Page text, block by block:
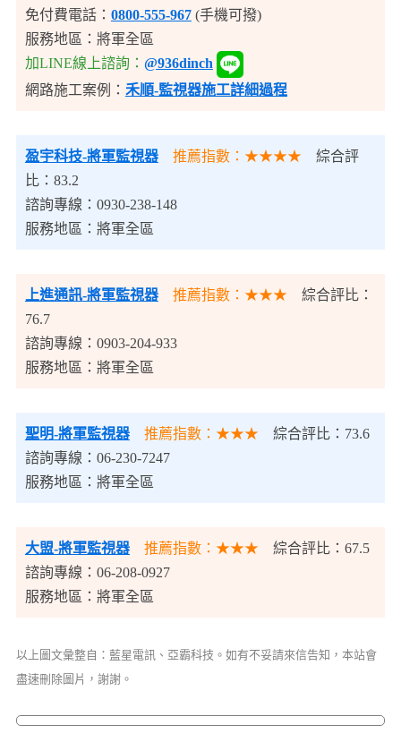
免付費電話： 0800-555-967(手機可撥)
服務地區：將軍全區
加LINE線上諮詢： @936dinch
網路施工案例： 禾順-監視器施工詳細過程
盈宇科技-將軍監視器 推薦指數：★★★★ 綜合評
比：83.2
諮詢專線：0930-238-148
服務地區：將軍全區
上進通訊-將軍監視器 推薦指數：★★★
綜合評比：
76.7
諮詢專線：0903-204-933
服務地區：將軍全區
聖明-將軍監視器 推薦指數：★★★
綜合評比：73.6
諮詢專線：06-230-7247
服務地區：將軍全區
大盟-將軍監視器 推薦指數：★★★
綜合評比：67.5
諮詢專線：06-208-0927
服務地區：將軍全區
以上圖文彙整自：藍星電訊、亞霸科技。如有不妥請來信告知，本站會
盡速刪除圖片，謝謝。